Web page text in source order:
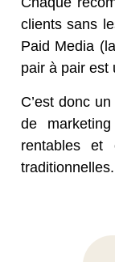
clients sans
Paid Media
pair à pair est
C’est donc
de
rentables et
traditionnelles.